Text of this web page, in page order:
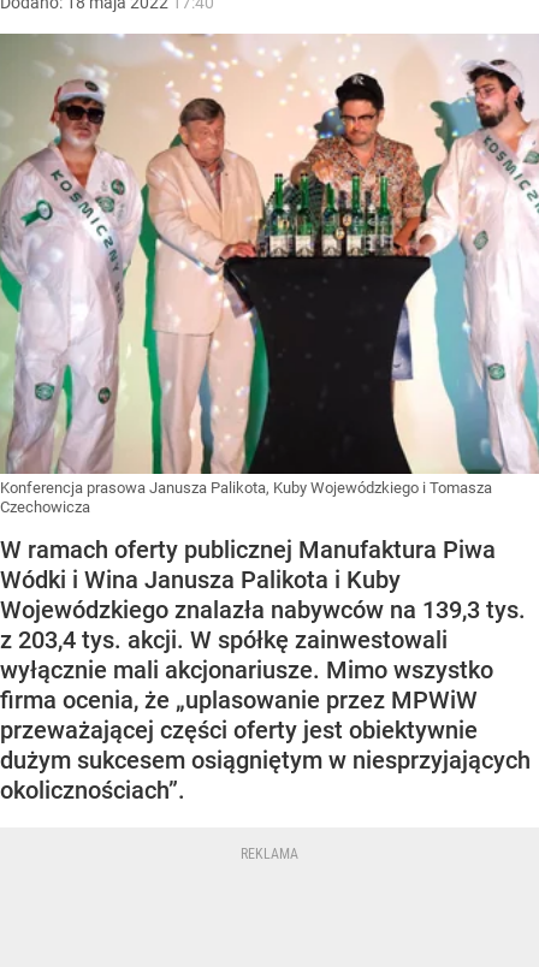
Konferencja prasowa Janusza Palikota, Kuby Wojewódzkiego i Tomasza
Czechowicza
W ramach oferty publicznej Manufaktura Piwa
Wódki i Wina Janusza Palikota i Kuby
Wojewódzkiego znalazła nabywców na 139,3 tys.
z 203,4 tys. akcji. W spółkę zainwestowali
wyłącznie mali akcjonariusze. Mimo wszystko
firma ocenia, że „uplasowanie przez MPWiW
przeważającej części oferty jest obiektywnie
dużym sukcesem osiągniętym w niesprzyjających
okolicznościach”.